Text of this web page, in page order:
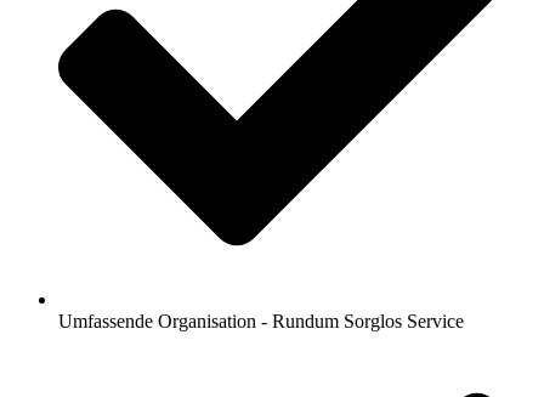
Umfassende Organisation - Rundum Sorglos Service